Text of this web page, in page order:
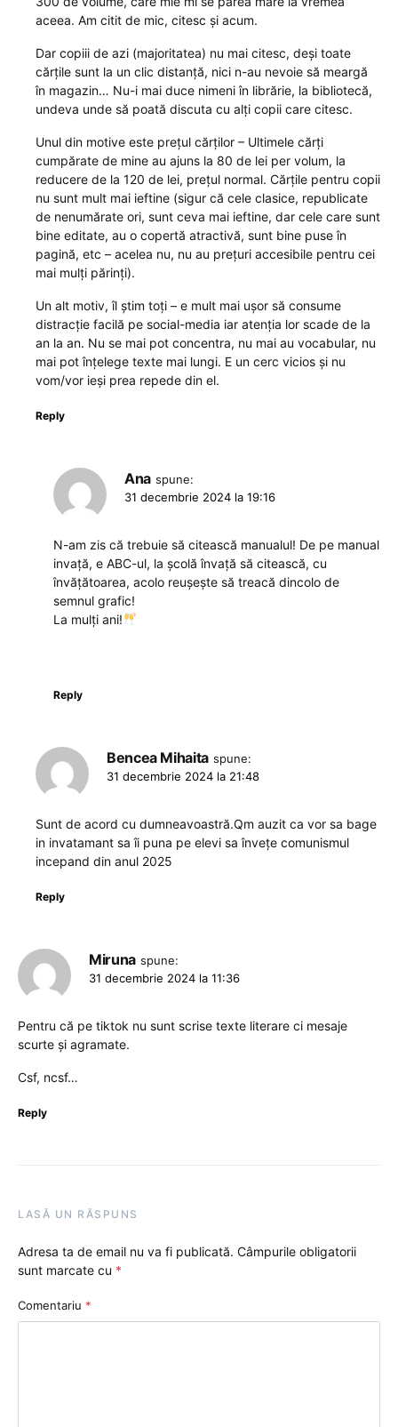
aceea. Am citit de mic, citesc și acum.
Dar copiii de azi (majoritatea) nu mai citesc, deși toate
cărțile sunt la un clic distanță, nici n-au nevoie să meargă
în magazin… Nu-i mai duce nimeni în librărie, la bibliotecă,
undeva unde să poată discuta cu alți copii care citesc.
Unul din motive este prețul cărților – Ultimele cărți
cumpărate de mine au ajuns la 80 de lei per volum, la
reducere de la 120 de lei, prețul normal. Cărțile pentru copii
nu sunt mult mai ieftine (sigur că cele clasice, republicate
de nenumărate ori, sunt ceva mai ieftine, dar cele care sunt
bine editate, au o copertă atractivă, sunt bine puse în
pagină, etc – acelea nu, nu au prețuri accesibile pentru cei
mai mulți părinți).
Un alt motiv, îl știm toți – e mult mai ușor să consume
distracție facilă pe social-media iar atenția lor scade de la
an la an. Nu se mai pot concentra, nu mai au vocabular, nu
mai pot înțelege texte mai lungi. E un cerc vicios și nu
vom/vor ieși prea repede din el.
Reply
Ana spune:
31 decembrie 2024 la 19:16
N-am zis că trebuie să citească manualul! De pe manual
invață, e ABC-ul, la școlă învață să citească, cu
învățătoarea, acolo reușește să treacă dincolo de
semnul grafic!
La mulți ani!
Reply
Bencea Mihaita spune:
31 decembrie 2024 la 21:48
Sunt de acord cu dumneavoastră.Qm auzit ca vor sa bage
in invatamant sa îi puna pe elevi sa învețe comunismul
incepand din anul 2025
Reply
Miruna spune:
31 decembrie 2024 la 11:36
Pentru că pe tiktok nu sunt scrise texte literare ci mesaje
scurte și agramate.
Csf, ncsf…
Reply
LASĂ UN RĂSPUNS
Adresa ta de email nu va fi publicată. Câmpurile obligatorii
sunt marcate cu *
Comentariu *